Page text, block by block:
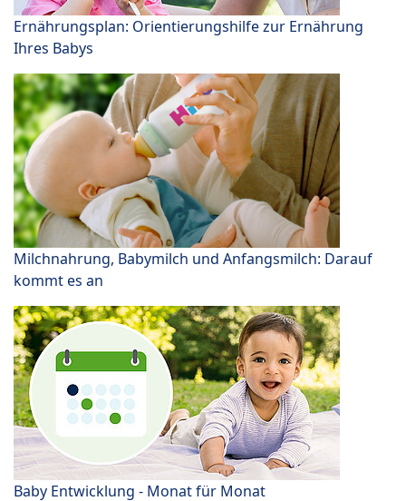
Ernährungsplan: Orientierungshilfe zur Ernährung
Ihres Babys
Milchnahrung, Babymilch und Anfangsmilch: Darauf
kommt es an
Baby Entwicklung - Monat für Monat